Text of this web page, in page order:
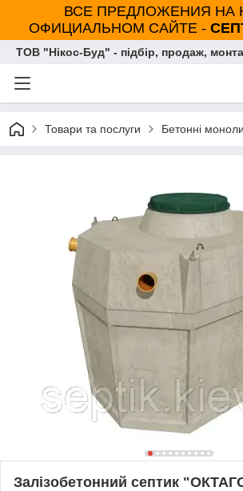
ВСЕ ПРЕДЛОЖЕНИЯ НА
ОФИЦИАЛЬНОМ САЙТЕ -
ТОВ "Нікос-Буд" - підбір, продаж,
Товари та послуги Бетонні
Залізобетонний септик